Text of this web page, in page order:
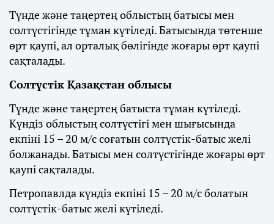
Түнде және таңертең облыстың батысы мен
солтүстігінде тұман күтіледі. Батысында төтенше
өрт қаупі, ал орталық бөлігінде жоғары өрт қаупі
сақталады.
Солтүстік Қазақстан облысы
Түнде және таңертең батыста тұман күтіледі.
Күндіз облыстың солтүстігі мен шығысында
екпіні 15 – 20 м/с соғатын солтүстік-батыс желі
болжанады. Батысы мен солтүстігінде жоғары өрт
қаупі сақталады.
Петропавлда күндіз екпіні 15 – 20 м/с болатын
солтүстік-батыс желі күтіледі.